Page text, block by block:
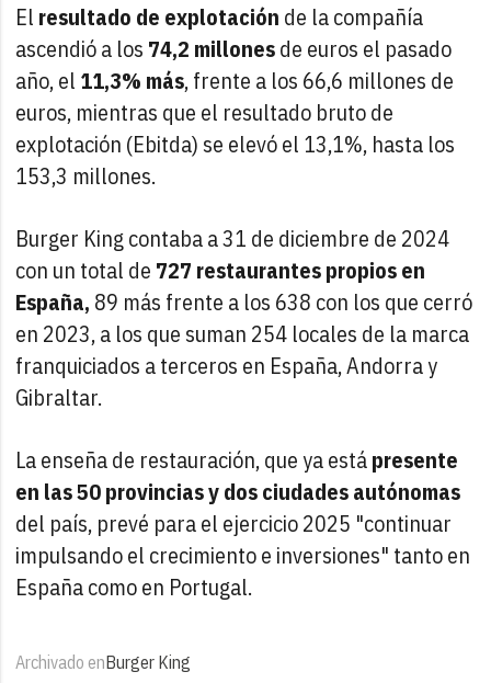
El resultado de explotación de la compañía
ascendió a los 74,2 millonesde euros el pasado
año, el 11,3% más, frente a los 66,6 millones de
euros, mientras que el resultado bruto de
explotación (Ebitda) se elevó el 13,1%, hasta los
153,3 millones.
Burger King contaba a 31 de diciembre de 2024
con un total de 727 restaurantes propios en
España, 89 más frente a los 638 con los que cerró
en 2023, a los que suman 254 locales de la marca
franquiciados a terceros en España, Andorra y
Gibraltar.
La enseña de restauración, que ya estápresente
en las 50 provincias y dos ciudades autónomas
del país, prevé para el ejercicio 2025 "continuar
impulsando el crecimiento e inversiones" tanto en
España como en Portugal.
Archivado enBurger King